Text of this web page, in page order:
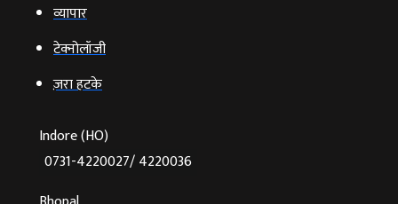
व्‍यापार
टेक्‍नोलॉजी
ज़रा हटके
Indore (HO)
0731-4220027/ 4220036